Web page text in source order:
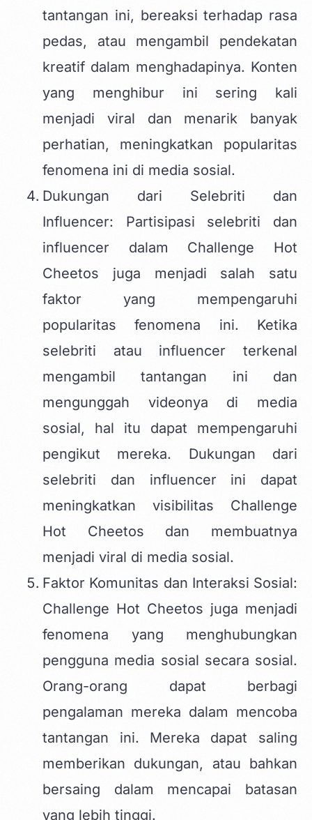
tantangan ini, bereaksi terhadap rasa
pedas, atau mengambil pendekatan
kreatif dalam menghadapinya. Konten
yang menghibur ini sering kali
menjadi viral dan menarik banyak
perhatian, meningkatkan popularitas
fenomena ini di media sosial.
Dukungan dari Selebriti dan
Influencer: Partisipasi selebriti dan
influencer dalam Challenge Hot
Cheetos juga menjadi salah satu
faktor yang mempengaruhi
popularitas fenomena ini. Ketika
selebriti atau influencer terkenal
mengambil tantangan ini dan
mengunggah videonya di media
sosial, hal itu dapat mempengaruhi
pengikut mereka. Dukungan dari
selebriti dan influencer ini dapat
meningkatkan visibilitas Challenge
Hot Cheetos dan membuatnya
menjadi viral di media sosial.
Faktor Komunitas dan Interaksi Sosial:
Challenge Hot Cheetos juga menjadi
fenomena yang menghubungkan
pengguna media sosial secara sosial.
Orang-orang dapat berbagi
pengalaman mereka dalam mencoba
tantangan ini. Mereka dapat saling
memberikan dukungan, atau bahkan
bersaing dalam mencapai batasan
yang lebih tinggi.